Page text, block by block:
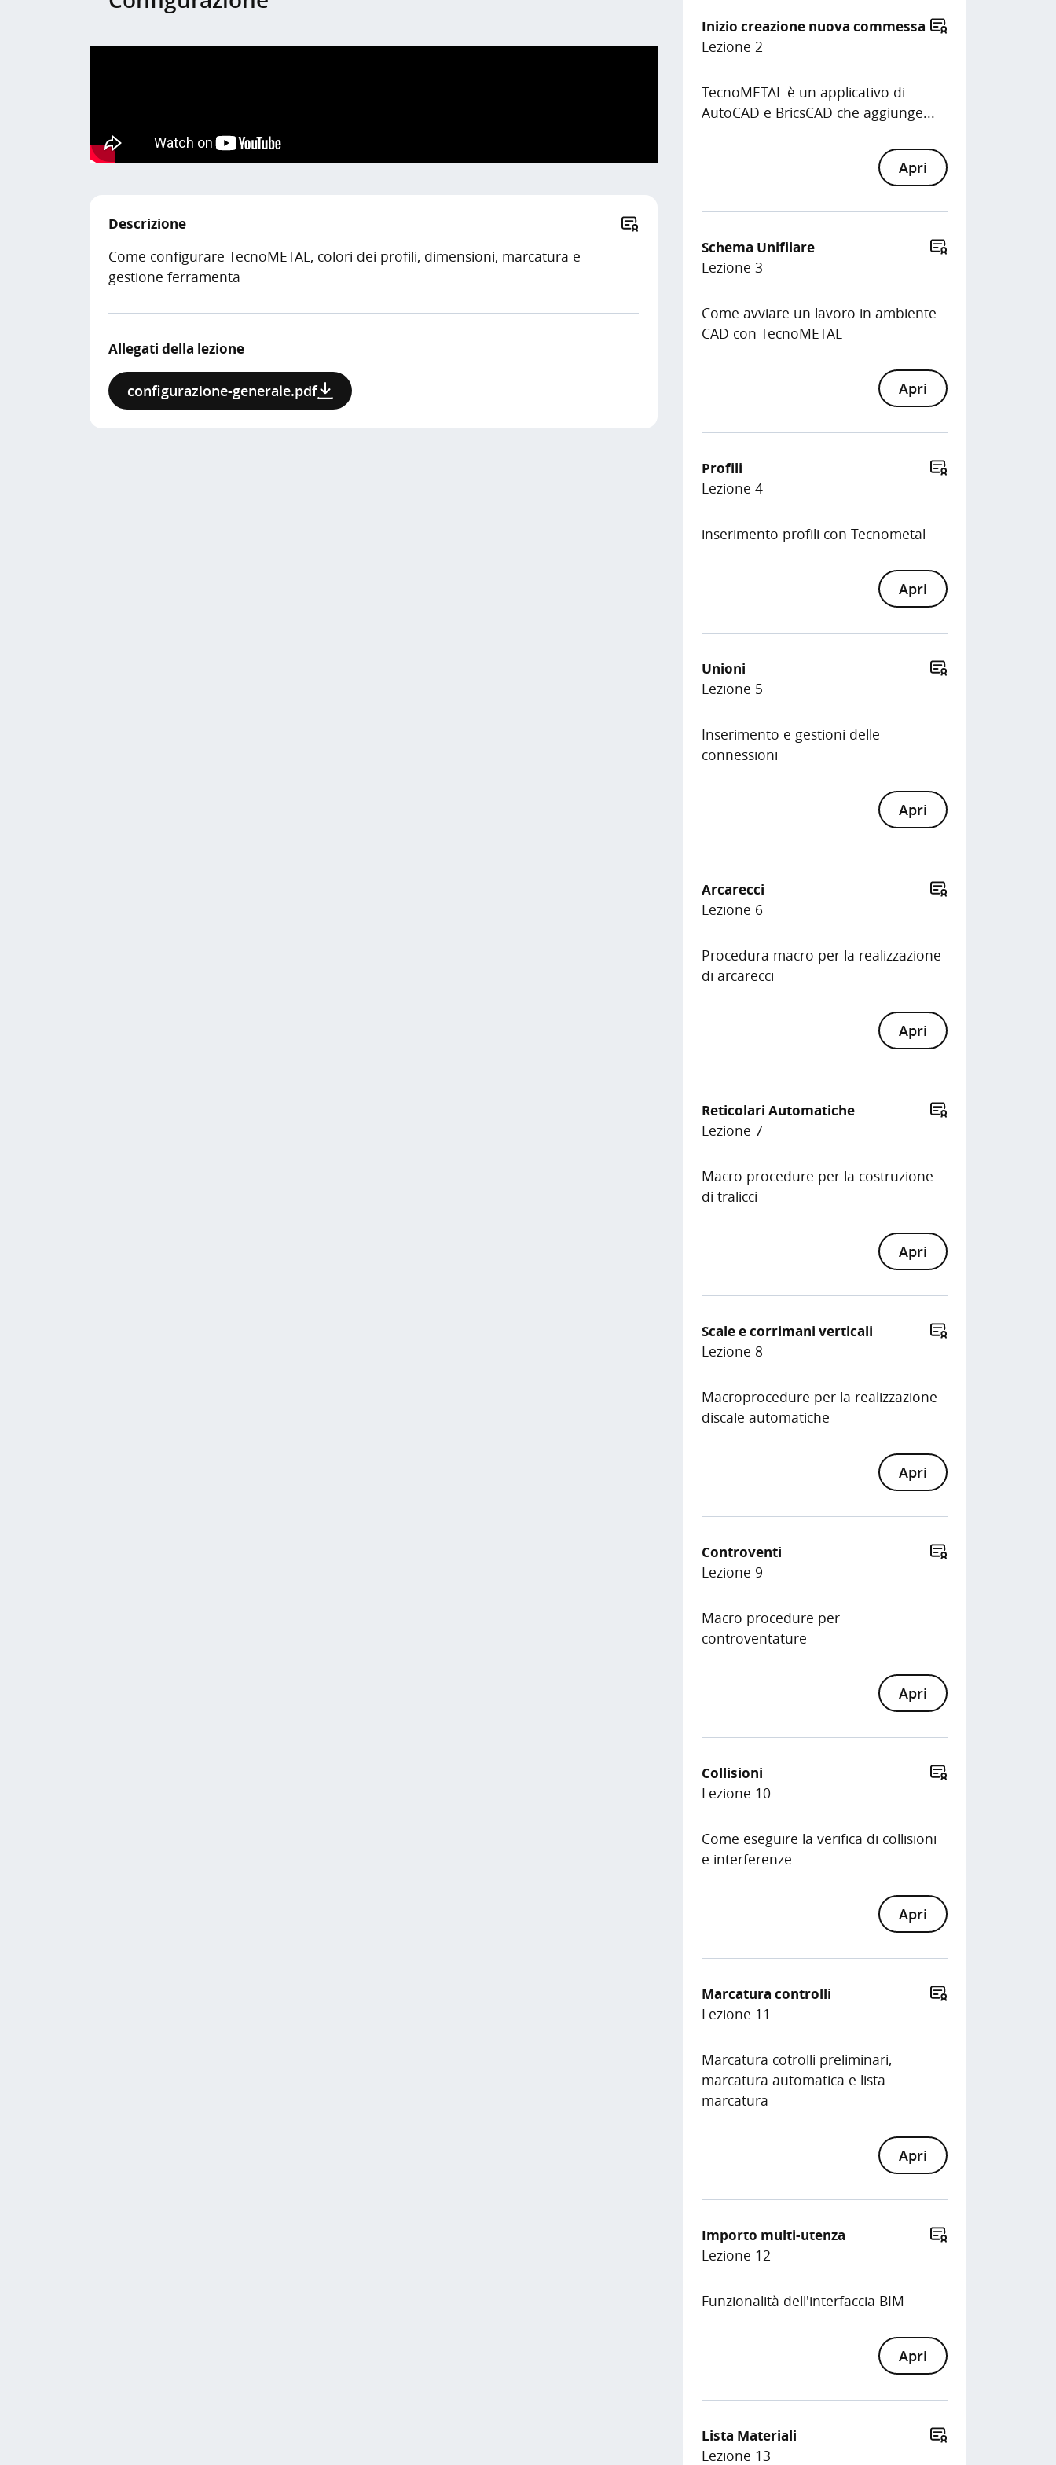
Descrizione
Come configurare TecnoMETAL, colori dei profili, dimensioni, marcatura e
gestione ferramenta
Allegati della lezione
configurazione-generale.pdf
Inizio creazione nuova commessa
Lezione 2
TecnoMETAL è un applicativo di
AutoCAD e BricsCAD che aggiunge...
Apri
Schema Unifilare
Lezione 3
Come avviare un lavoro in ambiente
CAD con TecnoMETAL
Apri
Profili
Lezione 4
inserimento profili con Tecnometal
Apri
Unioni
Lezione 5
Inserimento e gestioni delle
connessioni
Apri
Arcarecci
Lezione 6
Procedura macro per la realizzazione
di arcarecci
Apri
Reticolari Automatiche
Lezione 7
Macro procedure per la costruzione
di tralicci
Apri
Scale e corrimani verticali
Lezione 8
Macroprocedure per la realizzazione
discale automatiche
Apri
Controventi
Lezione 9
Macro procedure per
controventature
Apri
Collisioni
Lezione 10
Come eseguire la verifica di collisioni
e interferenze
Apri
Marcatura controlli
Lezione 11
Marcatura cotrolli preliminari,
marcatura automatica e lista
marcatura
Apri
Importo multi-utenza
Lezione 12
Funzionalità dell'interfaccia BIM
Apri
Lista Materiali
Lezione 13